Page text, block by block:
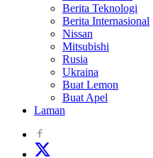
Berita Teknologi
Berita Internasional
Nissan
Mitsubishi
Rusia
Ukraina
Buat Lemon
Buat Apel
Laman